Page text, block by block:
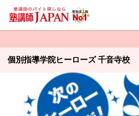
個別指導学院ヒーローズ 千音寺校